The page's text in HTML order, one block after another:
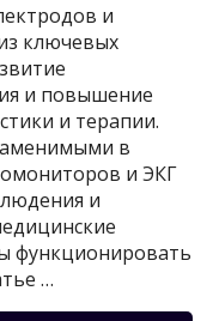
и
ключевых
и повышение
и терапии.
в
и ЭКГ
и
функционировать
…